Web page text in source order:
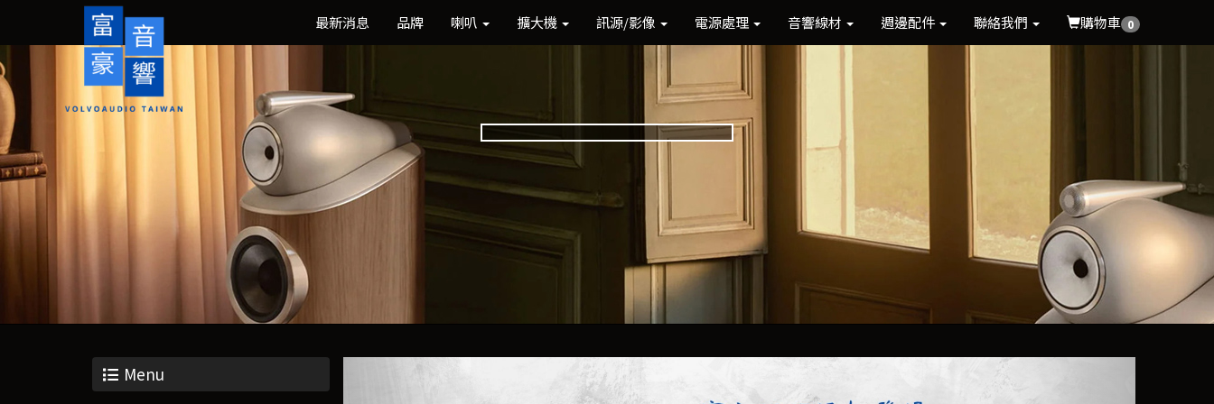
最新消息 品牌 喇叭 擴大機 訊源/影像 電源處理 音響線材 週邊配件 聯絡我們 購物車 0
Menu